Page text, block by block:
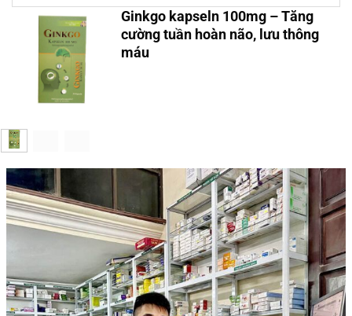
Ginkgo kapseln 100mg – Tăng
cường tuần hoàn não, lưu thông
máu